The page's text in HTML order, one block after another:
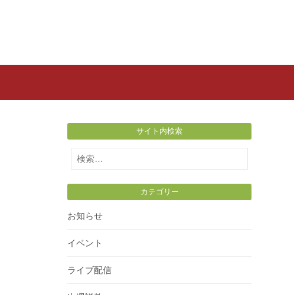
サイト内検索
検
索:
カテゴリー
お知らせ
イベント
ライブ配信